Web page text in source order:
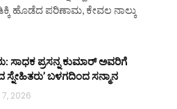
ಹೊಡೆದ ಪರಿಣಾಮ, ಕೇವಲ ನಾಲ್ಕು
ಸಾಧಕ ಪ್ರಸನ್ನ ಕುಮಾರ್ ಅವರಿಗೆ
ಸ್ನೇಹಿತರು’ ಬಳಗದಿಂದ ಸನ್ಮಾನ
2026